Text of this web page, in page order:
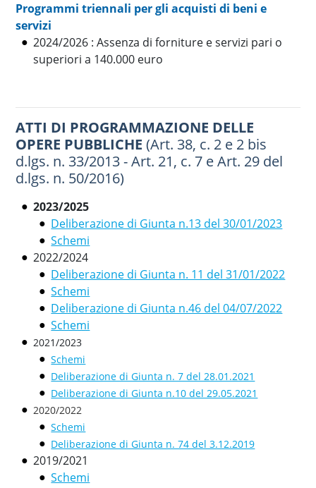
Programmi triennali per gli acquisti di beni e
servizi
2024/2026 : Assenza di forniture e servizi pari o
superiori a 140.000 euro
ATTI DI PROGRAMMAZIONE DELLE
OPERE PUBBLICHE(Art. 38, c. 2 e 2 bis
d.lgs. n. 33/2013 - Art. 21, c. 7 e Art. 29 del
d.lgs. n. 50/2016)
2023/2025
Deliberazione di Giunta n.13 del 30/01/2023
Schemi
2022/2024
Deliberazione di Giunta n. 11 del 31/01/2022
Schemi
Deliberazione di Giunta n.46 del 04/07/2022
Schemi
2021/2023
Schemi
Deliberazione di Giunta n. 7 del 28.01.2021
Deliberazione di Giunta n.10 del 29.05.2021
2020/2022
Schemi
Deliberazione di Giunta n. 74 del 3.12.2019
2019/2021
Schemi